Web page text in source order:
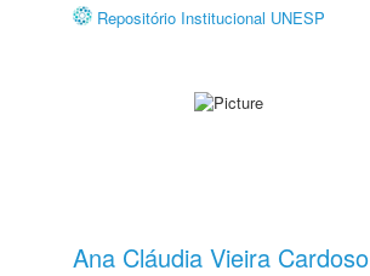
Repositório Institucional UNESP
Ana Cláudia Vieira Cardoso